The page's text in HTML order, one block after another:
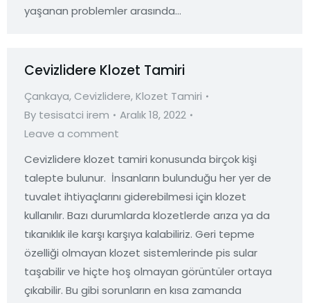
yaşanan problemler arasında…
Cevizlidere Klozet Tamiri
Çankaya, Cevizlidere,Klozet Tamiri
By tesisatci irem
Aralık 18, 2022
Leave a comment
Cevizlidere klozet tamiri konusunda birçok kişi
talepte bulunur. İnsanların bulunduğu her yer de
tuvalet ihtiyaçlarını giderebilmesi için klozet
kullanılır. Bazı durumlarda klozetlerde arıza ya da
tıkanıklık ile karşı karşıya kalabiliriz. Geri tepme
özelliği olmayan klozet sistemlerinde pis sular
taşabilir ve hiçte hoş olmayan görüntüler ortaya
çıkabilir. Bu gibi sorunların en kısa zamanda